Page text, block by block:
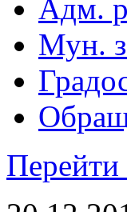
Адм.
Мун.
Перейти